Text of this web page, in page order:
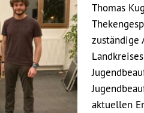
Thomas
zuständige
aktuellen